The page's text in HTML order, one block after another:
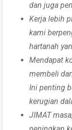
dan juga
Kerja lebih
kami
hartanah
Mendapat
membeli
Ini penting
kerugian
JIMAT